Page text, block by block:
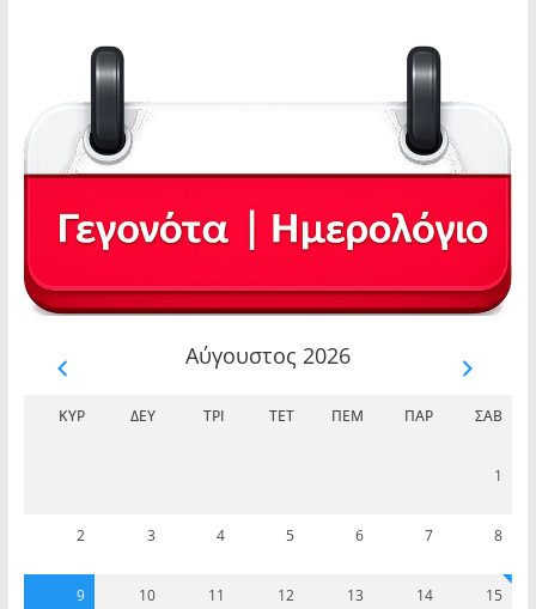
Αύγουστος 2026
ΚΥΡ ΔΕΥ ΤΡΊ ΤΕΤ ΠΈΜ ΠΑΡ ΣΆΒ
1
2 3 4 5 6 7 8
9 10 11 12 13 14 15